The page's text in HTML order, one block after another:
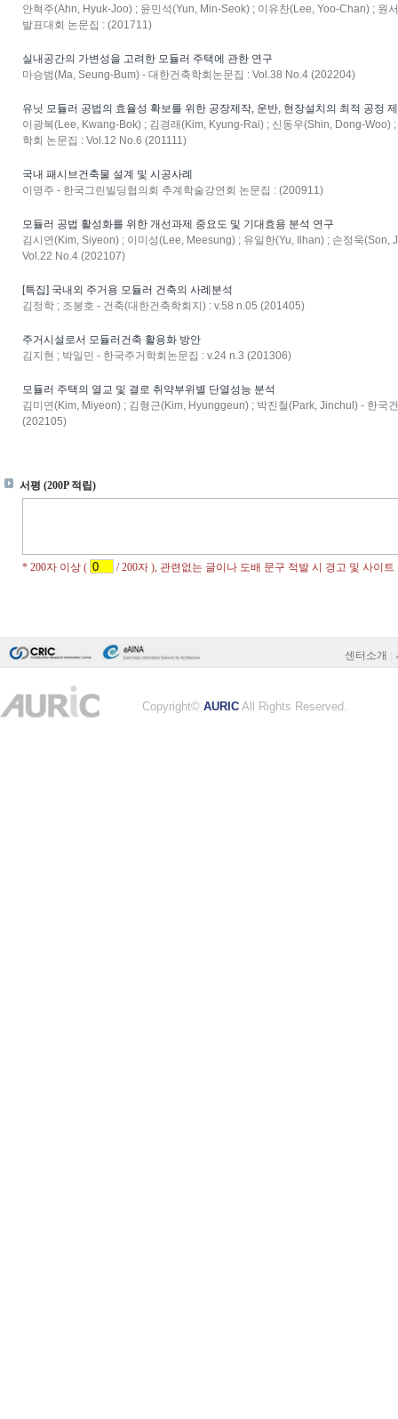
안혁주(Ahn, Hyuk-Joo) ; 윤민석(Yun, Min-Seok) ; 이유찬(Lee, Yoo-Chan) ; 원
발표대회 논문집 : (201711)
실내공간의 가변성을 고려한 모듈러 주택에 관한 연구
마승범(Ma, Seung-Bum) - 대한건축학회논문집 : Vol.38 No.4 (202204)
유닛 모듈러 공법의 효율성 확보를 위한 공장제작, 운반, 현장설치의 최적 공정
이광복(Lee, Kwang-Bok) ; 김경래(Kim, Kyung-Rai) ; 신동우(Shin, Dong-Woo)
학회 논문집 : Vol.12 No.6 (201111)
국내 패시브건축물 설계 및 시공사례
이명주 - 한국그린빌딩협의회 추계학술강연회 논문집 : (200911)
모듈러 공법 활성화를 위한 개선과제 중요도 및 기대효용 분석 연구
김시연(Kim, Siyeon) ; 이미성(Lee, Meesung) ; 유일한(Yu, Ilhan) ; 손정욱(Son,
Vol.22 No.4 (202107)
[특집] 국내외 주거용 모듈러 건축의 사례분석
김정학 ; 조봉호 - 건축(대한건축학회지) : v.58 n.05 (201405)
주거시설로서 모듈러건축 활용화 방안
김지현 ; 박일민 - 한국주거학회논문집 : v.24 n.3 (201306)
모듈러 주택의 열교 및 결로 취약부위별 단열성능 분석
김미연(Kim, Miyeon) ; 김형근(Kim, Hyunggeun) ; 박진철(Park, Jinchul) - 한국
(202105)
센터소개
Copyright© AURIC All Rights Reserved.